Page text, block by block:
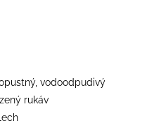
vodoodpudivý
rukáv